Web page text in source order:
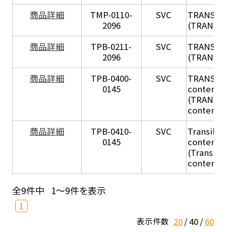
商品詳細
TMP-0110-
2096
SVC TRANSIL
商品詳細
TPB-0211-
2096
SVC TRANSIL
商品詳細
TPB-0400-
0145
SVC
content
content
商品詳細
TPB-0410-
0145
SVC
Transil
content
(Transil
content
全9件中 1～9件を表示
1
表示件数 20 40 60